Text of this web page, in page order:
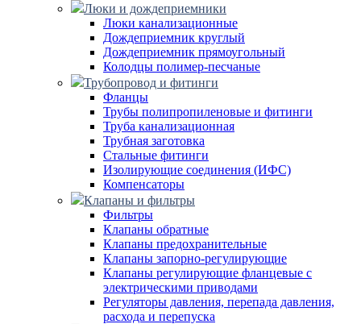
Люки и дождеприемники
Люки канализационные
Дождеприемник круглый
Дождеприемник прямоугольный
Колодцы полимер-песчаные
Трубопровод и фитинги
Фланцы
Трубы полипропиленовые и фитинги
Труба канализационная
Трубная заготовка
Стальные фитинги
Изолирующие соединения (ИФС)
Компенсаторы
Клапаны и фильтры
Фильтры
Клапаны обратные
Клапаны предохранительные
Клапаны запорно-регулирующие
Клапаны регулирующие фланцевые с
электрическими приводами
Регуляторы давления, перепада давления,
расхода и перепуска